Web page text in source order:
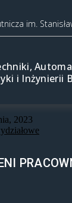
im.
i Inżynierii
2023